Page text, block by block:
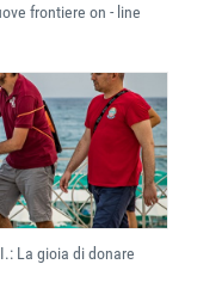
frontiere on - line
La gioia di donare